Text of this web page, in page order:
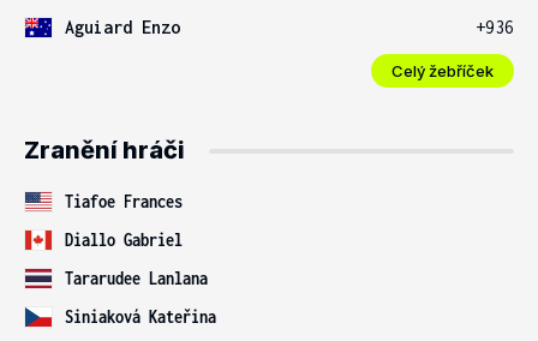
Aguiard Enzo
+936
Celý žebříček
Zranění hráči
Tiafoe Frances
Diallo Gabriel
Tararudee Lanlana
Siniaková Kateřina